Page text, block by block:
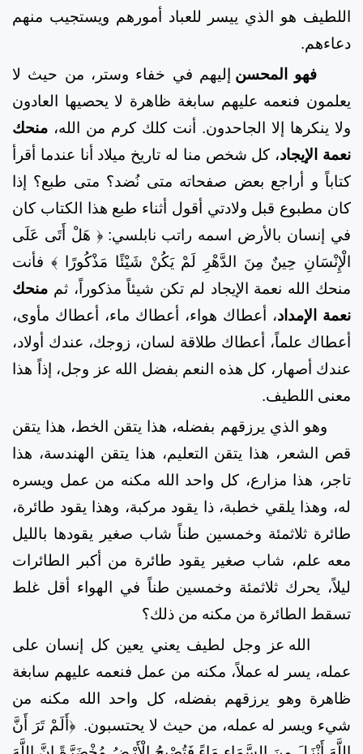
اللطيف هو الذي ييسر للعباد أمورهم ويستجيب منهم
دعاءهم.
فهو المحسن إليهم في خفاء وستر، من حيث لا
يعلمون فنعمه عليهم سابغة ظاهرة لا يحصيها العادون
ولا ينكرها إلا الجاحدون. أنت كلك كرم من الله، منحك
نعمة الإيجاد، كل شخص منا له تاريخ ميلاد أنا عندما أقرأ
كتاباً و أراجع بعض صفحاته متى نُضد؟ متى طبع؟ إذا
كان مطبوع قبل ولادتي أقول أثناء طبع هذا الكتاب كان
في إنسان بالأرض اسمه راتب نابلسي: ﴿ هَلْ أَتَى عَلَى
الْإِنْسَانِ حِينٌ مِنَ الدَّهْرِ لَمْ يَكُنْ شَيْئًا مَذْكُورًا ﴾ فأنت
منحك الله نعمة الإيجاد لم تكن شيئاً مذكوراً، ثم منحك
نعمة الإمداد، أعطاك هواء، أعطاك ماء، أعطاك مأوى،
أعطاك علماً، أعطاك طلاقة لسان، زوجك، عندك أولاد،
عندك أصهار، كل هذه النعم بفضل الله عز وجل، إذاً هذا
معنى اللطيف.
وهو الذي يرزقهم بفضله، هذا يتقن الخط، هذا يتقن
قص الشعر، هذا يتقن التعليم، هذا يتقن الهندسة، هذا
تاجر، هذا مزارع، كل واحد الله مكنه من عمل ويسره
له، وهذا يلقي خطبة، ذا يقود مركبة، وهذا يقود طائرة،
طائرة ثلاثمئة وخمسين طناً شاب صغير يقودها بالليل
معه علم، شاب صغير يقود طائرة من أكبر الطائرات
ليلاً، يحرك ثلاثمئة وخمسين طناً في الهواء أقل غلط
تسقط الطائرة من مكنه من ذلك؟
الله عز وجل لطيف يعني يعين كل إنسان على
عمله، يسر له عملاً، مكنه من عمل فنعمه عليهم سابغة
ظاهرة وهو يرزقهم بفضله، كل واحد الله مكنه من
شيء ويسر له عمله، من حيث لا يحتسبون. ﴿أَلَمْ تَرَ أَنَّ